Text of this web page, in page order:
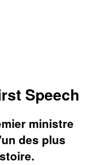
Speech
ministre
des plus